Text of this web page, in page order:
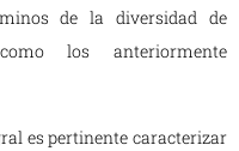
de la diversidad de
los anteriormente
es pertinente caracterizar